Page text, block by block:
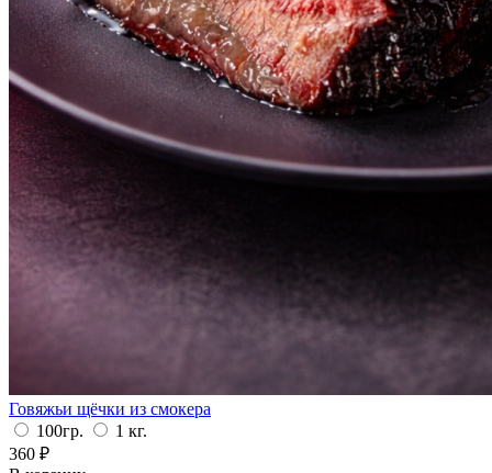
Говяжьи щёчки из смокера
100гр.
1 кг.
360 ₽